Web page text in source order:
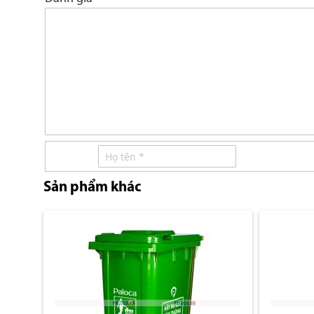
Sản phẩm khác